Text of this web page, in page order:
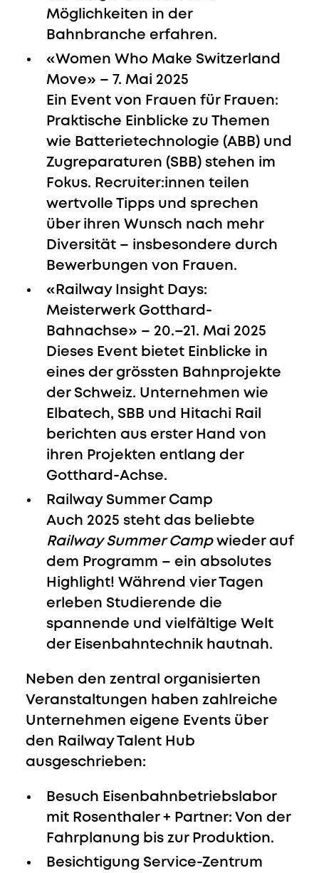
Möglichkeiten in der
Bahnbranche erfahren.
«Women Who Make Switzerland
Move» – 7. Mai 2025
Ein Event von Frauen für Frauen:
Praktische Einblicke zu Themen
wie Batterietechnologie (ABB) und
Zugreparaturen (SBB) stehen im
Fokus. Recruiter:innen teilen
wertvolle Tipps und sprechen
über ihren Wunsch nach mehr
Diversität – insbesondere durch
Bewerbungen von Frauen.
«Railway Insight Days:
Meisterwerk Gotthard-
Bahnachse» – 20.–21. Mai 2025
Dieses Event bietet Einblicke in
eines der grössten Bahnprojekte
der Schweiz. Unternehmen wie
Elbatech, SBB und Hitachi Rail
berichten aus erster Hand von
ihren Projekten entlang der
Gotthard-Achse.
Railway Summer Camp
Auch 2025 steht das beliebte
Railway Summer Campwieder auf
dem Programm – ein absolutes
Highlight! Während vier Tagen
erleben Studierende die
spannende und vielfältige Welt
der Eisenbahntechnik hautnah.
Neben den zentral organisierten
Veranstaltungen haben zahlreiche
Unternehmen eigene Events über
den Railway Talent Hub
ausgeschrieben:
Besuch Eisenbahnbetriebslabor
mit Rosenthaler + Partner: Von der
Fahrplanung bis zur Produktion.
Besichtigung Service-Zentrum